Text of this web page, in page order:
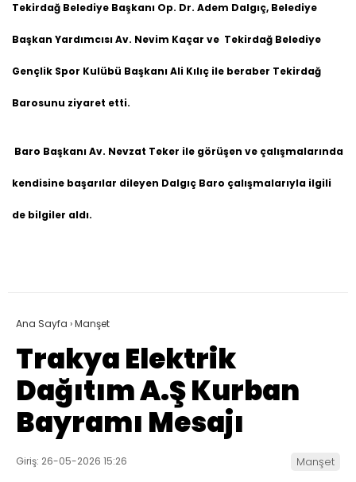
Tekirdağ Belediye Başkanı Op. Dr. Adem Dalgıç, Belediye
Başkan Yardımcısı Av. Nevim Kaçar ve Tekirdağ Belediye
Gençlik Spor Kulübü Başkanı Ali Kılıç ile beraber Tekirdağ
Barosunu ziyaret etti.
Baro Başkanı Av. Nevzat Teker ile görüşen ve çalışmalarında
kendisine başarılar dileyen Dalgıç Baro çalışmalarıyla ilgili
de bilgiler aldı.
Ana Sayfa ›Manşet
Trakya Elektrik
Dağıtım A.Ş Kurban
Bayramı Mesajı
Giriş: 26-05-2026 15:26 Manşet